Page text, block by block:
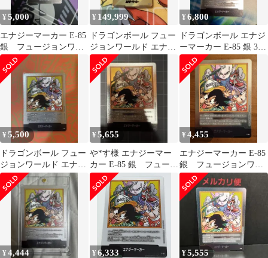
¥5,000
エナジーマーカー E-85
銀 フュージョンワー
ルド 漫画 37巻
¥ 149,999
ドラゴンボール フュー
ジョンワールド エナジ
ーマーカーE-85
¥6,800
ドラゴンボール エナジ
ーマーカー E-85 銀 37
巻
¥5,500
ドラゴンボール フュー
ジョンワールド エナジ
ーマーカー E-05 37巻
¥5,655
や*す様 エナジーマー
カー E-85 銀 フュージ
ョンワールド 漫画
37巻
¥4,455
エナジーマーカー E-85
銀 フュージョンワー
ルド 漫画 37巻
¥4,444 ¥6,333 ¥5,555